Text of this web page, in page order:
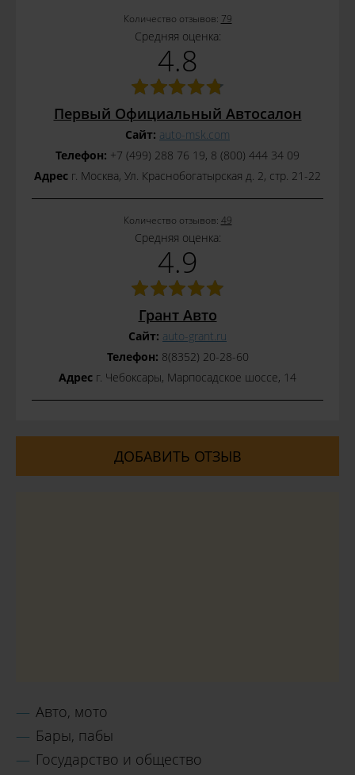
Количество отзывов: 79
Средняя оценка:
4.8
Первый Официальный Автосалон
Сайт: auto-msk.com
Телефон: +7 (499) 288 76 19, 8 (800) 444 34 09
Адрес г. Москва, Ул. Краснобогатырская д. 2, стр. 21-22
Количество отзывов: 49
Средняя оценка:
4.9
Грант Авто
Сайт: auto-grant.ru
Телефон: 8(8352) 20-28-60
Адрес г. Чебоксары, Марпосадское шоссе, 14
ДОБАВИТЬ ОТЗЫВ
Авто, мото
Бары, пабы
Государство и общество